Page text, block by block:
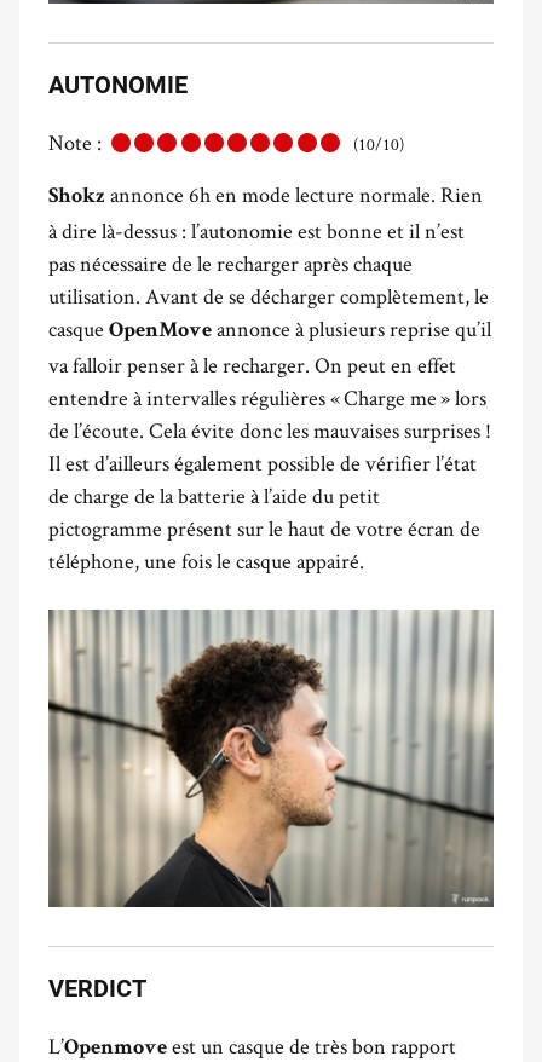
AUTONOMIE
Note : (10/10)
Shokz annonce 6h en mode lecture normale. Rien
à dire là-dessus : l’autonomie est bonne et il n’est
pas nécessaire de le recharger après chaque
utilisation. Avant de se décharger complètement, le
casque OpenMove annonce à plusieurs reprise qu’il
va falloir penser à le recharger. On peut en effet
entendre à intervalles régulières « Charge me » lors
de l’écoute. Cela évite donc les mauvaises surprises !
Il est d’ailleurs également possible de vérifier l’état
de charge de la batterie à l’aide du petit
pictogramme présent sur le haut de votre écran de
téléphone, une fois le casque appairé.
VERDICT
L’Openmove est un casque de très bon rapport